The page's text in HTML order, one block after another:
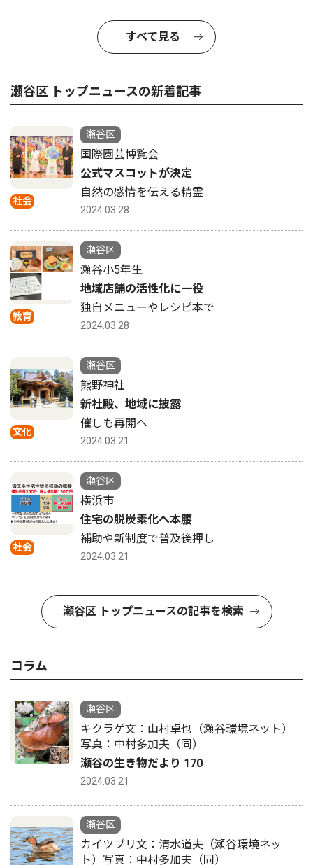
すべて見る
瀬谷区 トップニュースの新着記事
社会
瀬谷区
国際園芸博覧会
公式マスコットが決定
自然の感情を伝える精霊
2024.03.28
教育
瀬谷区
瀬谷小5年生
地域店舗の活性化に一役
独自メニューやレシピ本で
2024.03.28
文化
瀬谷区
熊野神社
新社殿、地域に披露
催しも再開へ
2024.03.21
社会
瀬谷区
横浜市
住宅の脱炭素化へ本腰
補助や新制度で普及後押し
2024.03.21
瀬谷区 トップニュースの記事を検索
コラム
瀬谷区
キクラゲ文：山村卓也（瀬谷環境ネット）
写真：中村多加夫（同）
瀬谷の生き物だより 170
2024.03.21
瀬谷区
カイツブリ文：清水道夫（瀬谷環境ネッ
ト）写真：中村多加夫（同）